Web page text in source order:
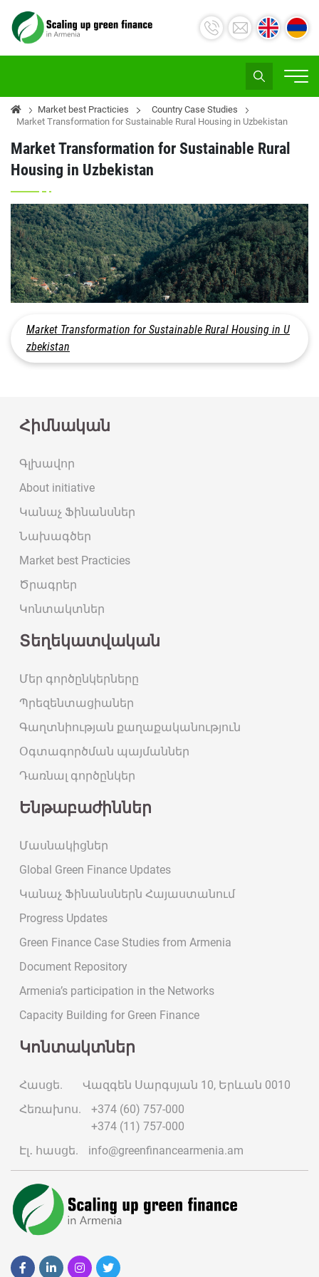
Market best Practicies
Country Case Studies
Market Transformation for Sustainable Rural Housing in Uzbekistan
Market Transformation for Sustainable Rural
Housing in Uzbekistan
Market Transformation for Sustainable Rural Housing in U
zbekistan
Հիմնական
Գլխավոր
About initiative
Կանաչ Ֆինանսներ
Նախագծեր
Market best Practicies
Ծրագրեր
Կոնտակտներ
Տեղեկատվական
Մեր գործընկերները
Պրեզենտացիաներ
Գաղտնիության քաղաքականություն
Օգտագործման պայմաններ
Դառնալ գործընկեր
Ենթաբաժիններ
Մասնակիցներ
Global Green Finance Updates
Կանաչ Ֆինանսներն Հայաստանում
Progress Updates
Green Finance Case Studies from Armenia
Document Repository
Armenia’s participation in the Networks
Capacity Building for Green Finance
Կոնտակտներ
Հասցե.
Վազգեն Սարգսյան 10, Երևան 0010
Հեռախոս.
+374 (60) 757-000
+374 (11) 757-000
Էլ․ հասցե.
info@greenfinancearmenia.am